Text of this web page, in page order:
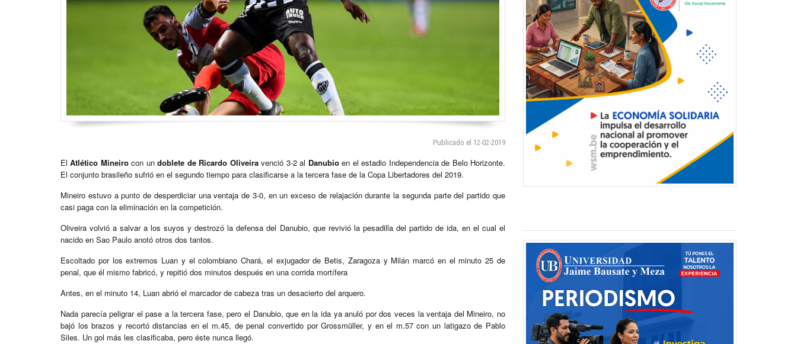
Publicado el 12-02-2019
ElAtlético Mineirocon undoblete de Ricardo Oliveiravenció 3-2 al Danubioen el estadio Independencia de Belo Horizonte.
El conjunto brasileño sufrió en el segundo tiempo para clasificarse a la tercera fase de la Copa Libertadores del 2019.
Mineiro estuvo a punto de desperdiciar una ventaja de 3-0, en un exceso de relajación durante la segunda parte del partido que
casi paga con la eliminación en la competición.
Oliveira volvió a salvar a los suyos y destrozó la defensa del Danubio, que revivió la pesadilla del partido de ida, en el cual el
nacido en Sao Paulo anotó otros dos tantos.
Escoltado por los extremos Luan y el colombiano Chará, el exjugador de Betis, Zaragoza y Milán marcó en el minuto 25 de
penal, que él mismo fabricó, y repitió dos minutos después en una corrida mortífera
Antes, en el minuto 14, Luan abrió el marcador de cabeza tras un desacierto del arquero.
Nada parecía peligrar el pase a la tercera fase, pero el Danubio, que en la ida ya anuló por dos veces la ventaja del Mineiro, no
bajó los brazos y recortó distancias en el m.45, de penal convertido por Grossmüller, y en el m.57 con un latigazo de Pablo
Siles. Un gol más les clasificaba, pero éste nunca llegó.